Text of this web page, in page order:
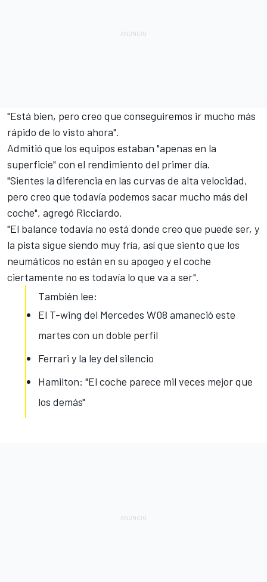
"Está bien, pero creo que conseguiremos ir mucho más
rápido de lo visto ahora".
Admitió que los equipos estaban "apenas en la
superficie" con el rendimiento del primer día.
"Sientes la diferencia en las curvas de alta velocidad,
pero creo que todavía podemos sacar mucho más del
coche", agregó Ricciardo.
"El balance todavía no está donde creo que puede ser, y
la pista sigue siendo muy fría, así que siento que los
neumáticos no están en su apogeo y el coche
ciertamente no es todavía lo que va a ser".
También lee:
El T-wing del Mercedes W08 amaneció este
martes con un doble perfil
Ferrari y la ley del silencio
Hamilton: "El coche parece mil veces mejor que
los demás"